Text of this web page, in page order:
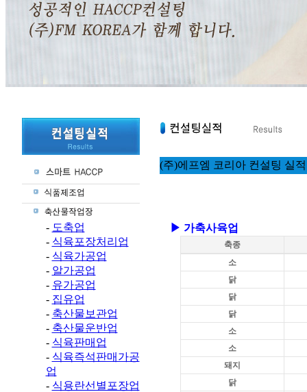
- 도축업
- 식육포장처리업
- 식육가공업
- 알가공업
- 유가공업
- 집유업
- 축산물보관업
- 축산물운반업
- 식육판매업
- 식육즉석판매가공
업
- 식용란선별포장업
(주)에프엠 코리아 컨설팅 실
▶ 가축사육업
축종
소
닭
닭
닭
소
소
돼지
닭